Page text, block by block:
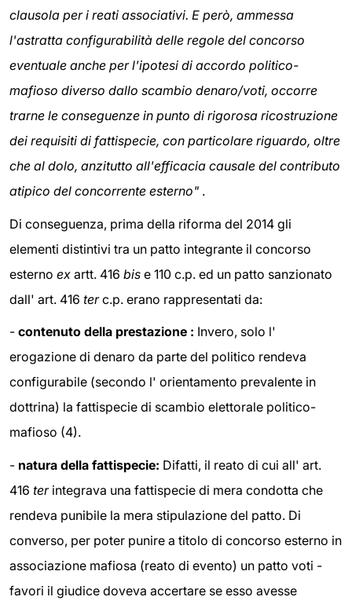
clausola per i reati associativi. E però, ammessa
l'astratta configurabilità delle regole del concorso
eventuale anche per l'ipotesi di accordo politico-
mafioso diverso dallo scambio denaro/voti, occorre
trarne le conseguenze in punto di rigorosa ricostruzione
dei requisiti di fattispecie, con particolare riguardo, oltre
che al dolo, anzitutto all'efficacia causale del contributo
atipico del concorrente esterno" .
Di conseguenza, prima della riforma del 2014 gli
elementi distintivi tra un patto integrante il concorso
esterno ex artt. 416 bis e 110 c.p. ed un patto sanzionato
dall' art. 416 terc.p. erano rappresentati da:
- contenuto della prestazione : Invero, solo l'
erogazione di denaro da parte del politico rendeva
configurabile (secondo l' orientamento prevalente in
dottrina) la fattispecie di scambio elettorale politico-
mafioso (4).
- natura della fattispecie: Difatti, il reato di cui all' art.
416 ter integrava una fattispecie di mera condotta che
rendeva punibile la mera stipulazione del patto. Di
converso, per poter punire a titolo di concorso esterno in
associazione mafiosa (reato di evento) un patto voti -
favori il giudice doveva accertare se esso avesse